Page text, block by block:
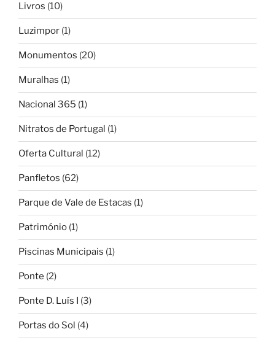
Livros (10)
Luzimpor (1)
Monumentos (20)
Muralhas (1)
Nacional 365 (1)
Nitratos de Portugal (1)
Oferta Cultural (12)
Panfletos (62)
Parque de Vale de Estacas (1)
Património (1)
Piscinas Municipais (1)
Ponte (2)
Ponte D. Luís I (3)
Portas do Sol (4)